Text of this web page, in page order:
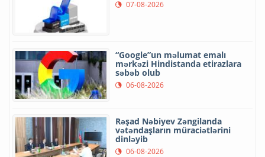
07-08-2026
“Google”un məlumat emalı
mərkəzi Hindistanda etirazlara
səbəb olub
06-08-2026
Rəşad Nəbiyev Zəngilanda
vətəndaşların müraciətlərini
dinləyib
06-08-2026